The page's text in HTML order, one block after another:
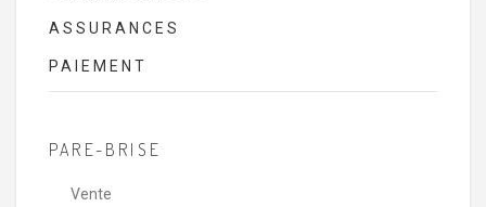
ASSURANCES
PAIEMENT
PARE-BRISE
Vente